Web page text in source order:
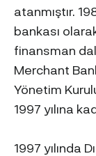
atanmıştır.
bankası
finansman
Merchant
Yönetim
1997 yılına
1997 yılında